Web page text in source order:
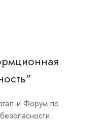
и Форум по